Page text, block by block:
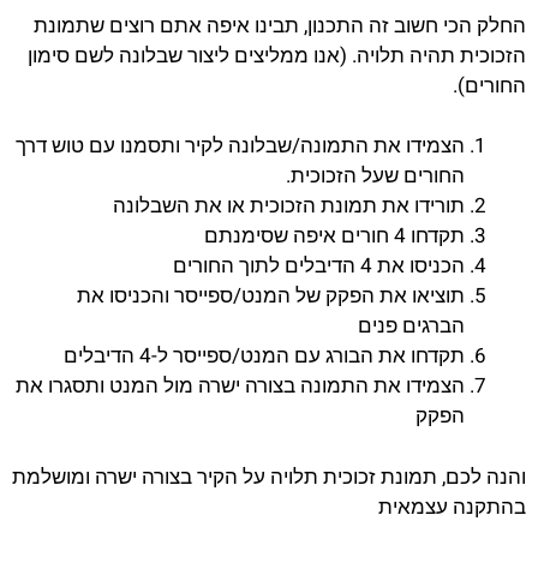
החלק הכי חשוב זה התכנון, תבינו איפה אתם רוצים שתמונת
הזכוכית תהיה תלויה. (אנו ממליצים ליצור שבלונה לשם סימון
החורים).
הצמידו את התמונה/שבלונה לקיר ותסמנו עם טוש דרך
החורים שעל הזכוכית.
תורידו את תמונת הזכוכית או את השבלונה
תקדחו 4 חורים איפה שסימנתם
הכניסו את 4 הדיבלים לתוך החורים
תוציאו את הפקק של המנט/ספייסר והכניסו את
הברגים פנים
תקדחו את הבורג עם המנט/ספייסר ל-4 הדיבלים
הצמידו את התמונה בצורה ישרה מול המנט ותסגרו את
הפקק
והנה לכם, תמונת זכוכית תלויה על הקיר בצורה ישרה ומושלמת
בהתקנה עצמאית